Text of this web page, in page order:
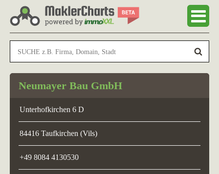
Neumayer Bau GmbH
Unterhofkirchen 6 D
84416 Taufkirchen (Vils)
+49 8084 4130530